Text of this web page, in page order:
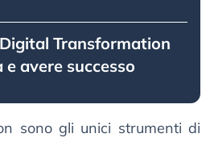
Transformation
avere successo
sono gli unici strumenti di